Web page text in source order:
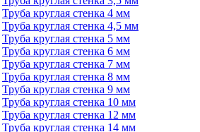
Труба круглая стенка 4 мм
Труба круглая стенка 4,5 мм
Труба круглая стенка 5 мм
Труба круглая стенка 6 мм
Труба круглая стенка 7 мм
Труба круглая стенка 8 мм
Труба круглая стенка 9 мм
Труба круглая стенка 10 мм
Труба круглая стенка 12 мм
Труба круглая стенка 14 мм